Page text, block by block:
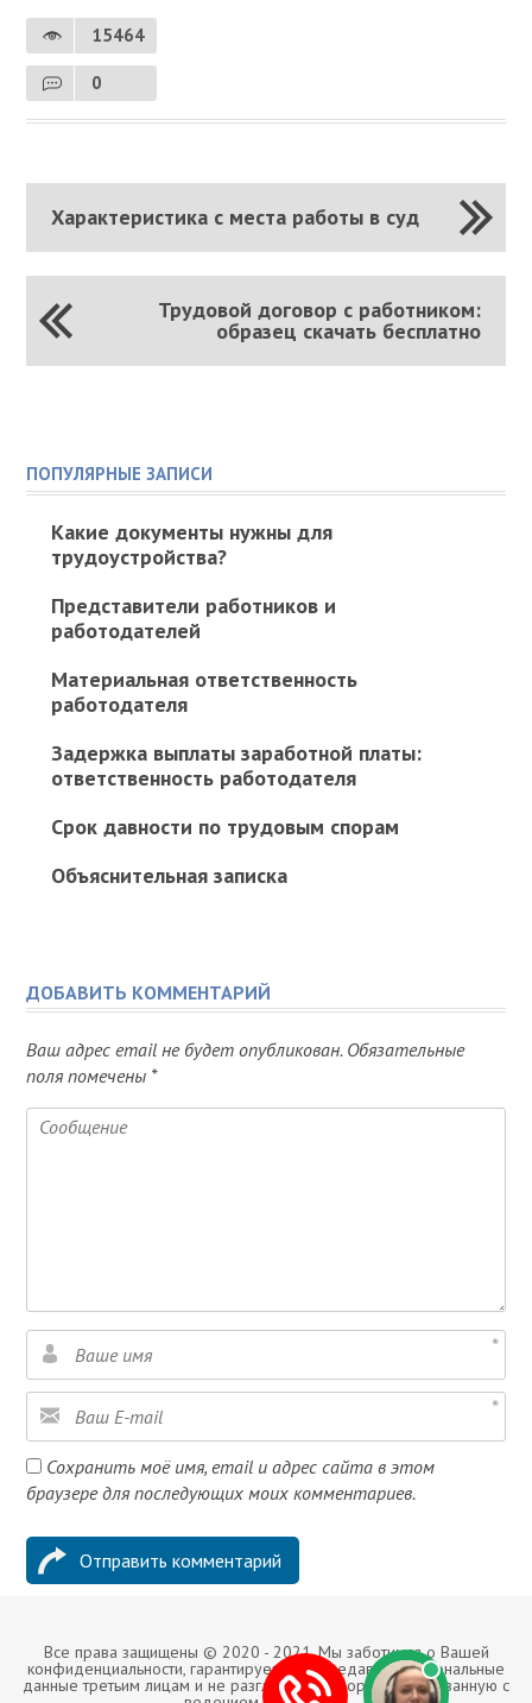
15464
0
Характеристика с места работы в суд
Трудовой договор с работником:
образец скачать бесплатно
ПОПУЛЯРНЫЕ ЗАПИСИ
Какие документы нужны для
трудоустройства?
Представители работников и
работодателей
Материальная ответственность
работодателя
Задержка выплаты заработной платы:
ответственность работодателя
Срок давности по трудовым спорам
Объяснительная записка
ДОБАВИТЬ КОММЕНТАРИЙ
Ваш адрес email не будет опубликован.Обязательные
поля помечены *
Сохранить моё имя, email и адрес сайта в этом
браузере для последующих моих комментариев.
Все права защищены © 2020 - 2021. Мы заботимся о Вашей
конфиденциальности, гарантируем не передавать персональные
данные третьим лицам и не разглашать информацию, связанную с